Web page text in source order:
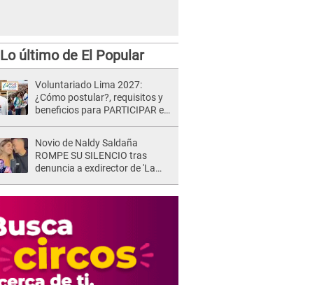
Lo último de El Popular
Voluntariado Lima 2027:
¿Cómo postular?, requisitos y
beneficios para PARTICIPAR en
Novio de Naldy Saldaña
ROMPE SU SILENCIO tras
denuncia a exdirector de 'La